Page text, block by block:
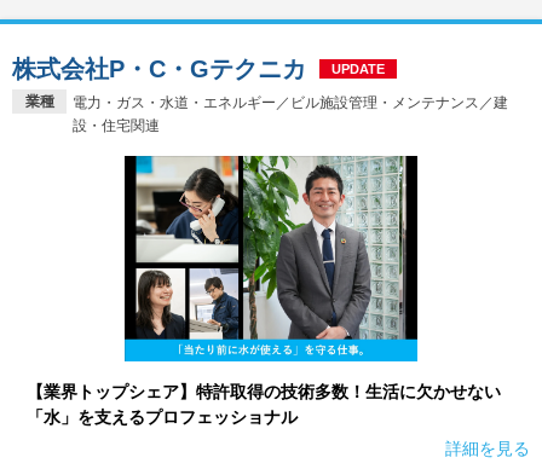
業種
電力・ガス・水道・エネルギー／ビル施設管理・メンテナンス／建
設・住宅関連
株式会社P・C・Gテクニカ UPDATE
【業界トップシェア】特許取得の技術多数！生活に欠かせない
「水」を支えるプロフェッショナル
詳細を見る